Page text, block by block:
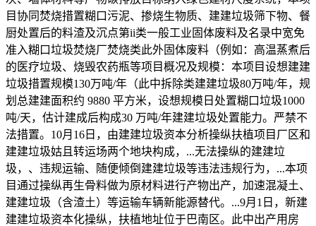
目协同焚烧措置糊口污泥、掺烧生物质、建建垃圾筛下物、餐
厨处置后的料渣及沉点第ii类一般工业固体废料及名录中宽免
准入糊口垃圾焚烧厂焚烧类此外固体废料（例如：高温蒸煮后
的医疗垃圾、烧毁农药瓶等项目概况及规模：本项目设想建建
垃圾措置规模130万吨/年（此中拆除类建建垃圾80万吨/年，规
划总建建面积约 9880 平方米，设想规模日处置糊口垃圾1000
吨/天，估计建成后构成30 万吨/年建建垃圾处置能力。严禁不
法措置。10月16日，由建建垃圾资本分析操纵扶植项目厂区和
建建垃圾姑且转运场两个地块构成，...无法操纵的建建垃
圾，、违规运输、随便倾倒建建垃圾等违法违规行为，...本项
目通过操纵再生骨料做为原材料进行产物出产，加速混凝土、
建建垃圾（含渣土）等运输车辆新能源替代。...9月1日，新建
建建垃圾资本化操纵，扶植地址位于巴南区。此中出产用房